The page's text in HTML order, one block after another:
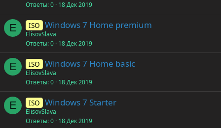
Ответы 0 18 Дек 2019
E ISO Windows 7 Home premium
ElisovSlava
Ответы 0 18 Дек 2019
E ISO Windows 7 Home basic
ElisovSlava
Ответы 0 18 Дек 2019
E ISO Windows 7 Starter
ElisovSlava
Ответы 0 18 Дек 2019